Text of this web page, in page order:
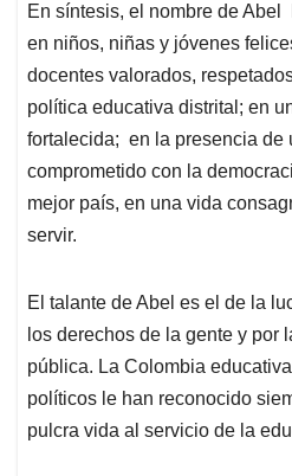
En síntesis, el nombre de
en niños, niñas y jóvenes
docentes valorados,
política educativa distrital; en
fortalecida; en la presencia de
comprometido con la
mejor país, en una vida
servir.
El talante de Abel es el de la
los derechos de la gente y por
pública. La Colombia
políticos le han reconocido
pulcra vida al servicio de la